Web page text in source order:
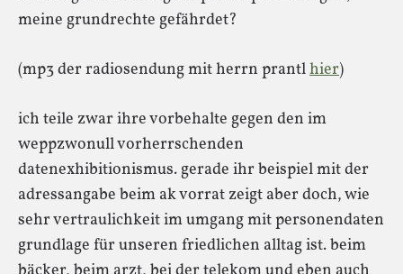
meine grundrechte gefährdet?
(mp3 der radiosendung mit herrn prantlhier)
ich teile zwar ihre vorbehalte gegen den im
weppzwonull vorherrschenden
datenexhibitionismus. gerade ihr beispiel mit der
adressangabe beim ak vorrat zeigt aber doch, wie
sehr vertraulichkeit im umgang mit personendaten
grundlage für unseren friedlichen alltag ist. beim